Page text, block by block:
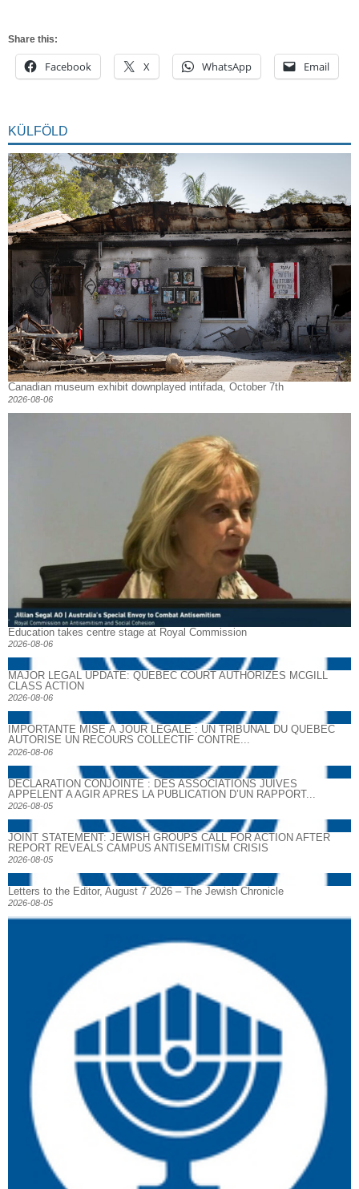
Share this:
Facebook X WhatsApp Email
KÜLFÖLD
Canadian museum exhibit downplayed intifada, October 7th
2026-08-06
Education takes centre stage at Royal Commission
2026-08-06
MAJOR LEGAL UPDATE: QUEBEC COURT AUTHORIZES MCGILL
CLASS ACTION
2026-08-06
IMPORTANTE MISE À JOUR LÉGALE : UN TRIBUNAL DU QUÉBEC
AUTORISE UN RECOURS COLLECTIF CONTRE...
2026-08-06
DECLARATION CONJOINTE : DES ASSOCIATIONS JUIVES
APPELENT A AGIR APRES LA PUBLICATION D’UN RAPPORT...
2026-08-05
JOINT STATEMENT: JEWISH GROUPS CALL FOR ACTION AFTER
REPORT REVEALS CAMPUS ANTISEMITISM CRISIS
2026-08-05
Letters to the Editor, August 7 2026 – The Jewish Chronicle
2026-08-05